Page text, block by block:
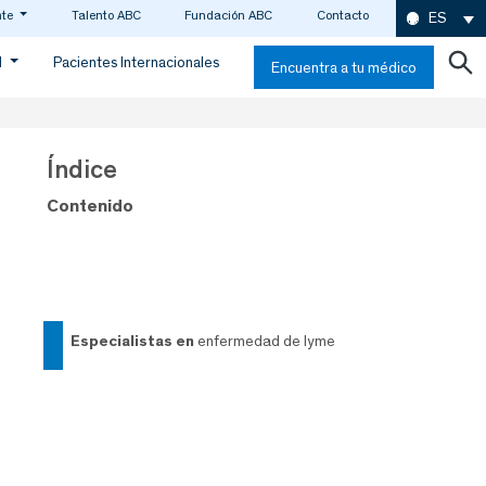
Talento ABC Fundación ABC Contacto ES
Pacientes Internacionales Encuentra a tu médico
Índice
Contenido
especialistas en enfermedad de lyme